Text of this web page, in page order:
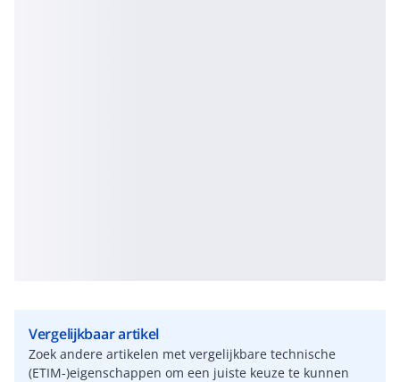
Vergelijkbaar artikel
Zoek andere artikelen met vergelijkbare technische
(ETIM-)eigenschappen om een juiste keuze te kunnen